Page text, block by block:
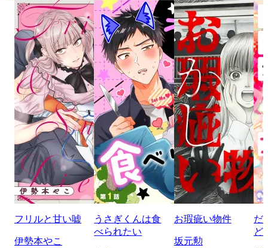
フリルと甘い嘘
伊勢本やこ
うさぎくんは食
べられたい
お瑕疵い物件
坂元勲
だ
ど